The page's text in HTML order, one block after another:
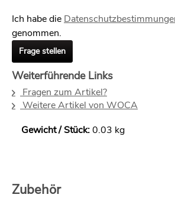
Ich habe die
genommen.
Frage stellen
Weiterführende Links
Fragen zum Artikel?
Weitere Artikel von WOCA
Gewicht / Stück:0.03 kg
Zubehör